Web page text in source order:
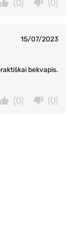
(0)
(0)
15/07/2023
bekvapis.
(0)
(0)